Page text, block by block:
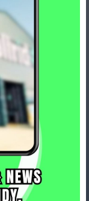
transparent
Am besten
an Eurem
Job gut